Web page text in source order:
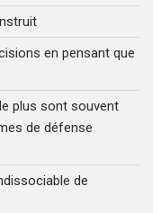
en pensant que
plus sont souvent
de défense
de